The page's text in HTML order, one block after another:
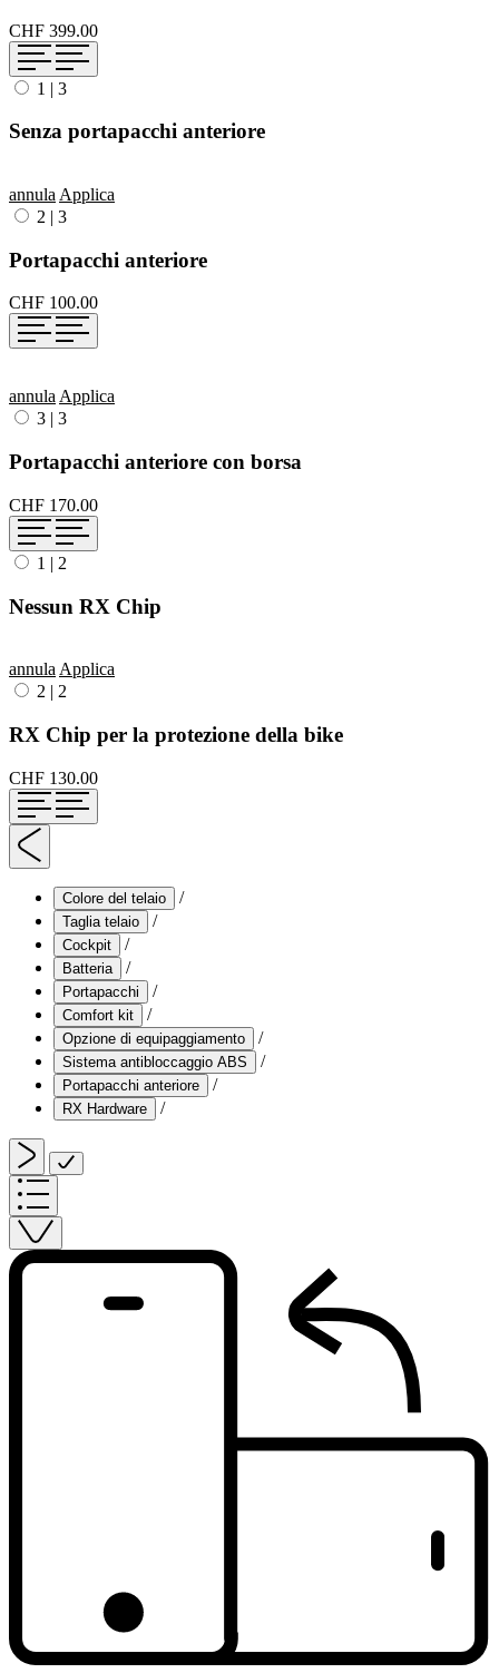
CHF 399.00
1 | 3
Senza portapacchi anteriore
annula Applica
2 | 3
Portapacchi anteriore
CHF 100.00
annulaApplica
3
3
Portapacchi anteriore con borsa
CHF 170.00
1 | 2
Nessun RX Chip
annula Applica
2 | 2
RX Chip per la protezione della bike
CHF 130.00
Colore del telaio /
Taglia telaio /
Cockpit /
Batteria /
Portapacchi /
Comfort kit /
Opzione di equipaggiamento /
Sistema antibloccaggio ABS /
Portapacchi anteriore /
RX Hardware /